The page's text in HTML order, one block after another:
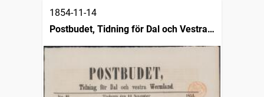
1854-11-14
Postbudet, Tidning för Dal och Vestra